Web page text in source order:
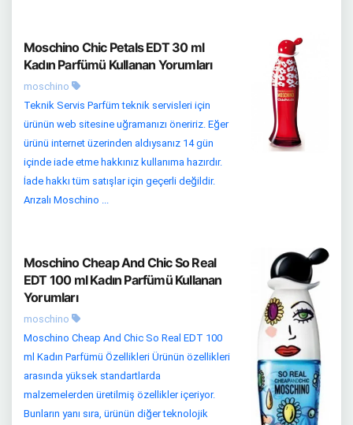
Moschino Chic Petals EDT 30 ml
Kadın Parfümü Kullanan Yorumları
moschino
Teknik Servis Parfüm teknik servisleri için
ürünün web sitesine uğramanızı öneririz. Eğer
ürünü internet üzerinden aldıysanız 14 gün
içinde iade etme hakkınız kullanıma hazırdır.
İade hakkı tüm satışlar için geçerli değildir.
Arızalı Moschino ...
Moschino Cheap And Chic So Real
EDT 100 ml Kadın Parfümü Kullanan
Yorumları
moschino
Moschino Cheap And Chic So Real EDT 100
ml Kadın Parfümü Özellikleri Ürünün özellikleri
arasında yüksek standartlarda
malzemelerden üretilmiş özellikler içeriyor.
Bunların yanı sıra, ürünün diğer teknolojik